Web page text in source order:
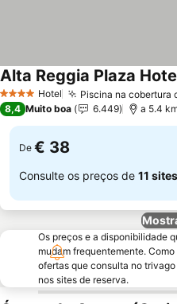
4 EstrelasHotel Piscina na cobertura
Alta Reggia Plaza
8,4 Muito boa 6.449 a 5.4
De € 38
Consulte os preços de 11 sites
Os preços e a disponibilidade
mudam frequentemente.
ofertas que consulta no
nos sites de reserva.